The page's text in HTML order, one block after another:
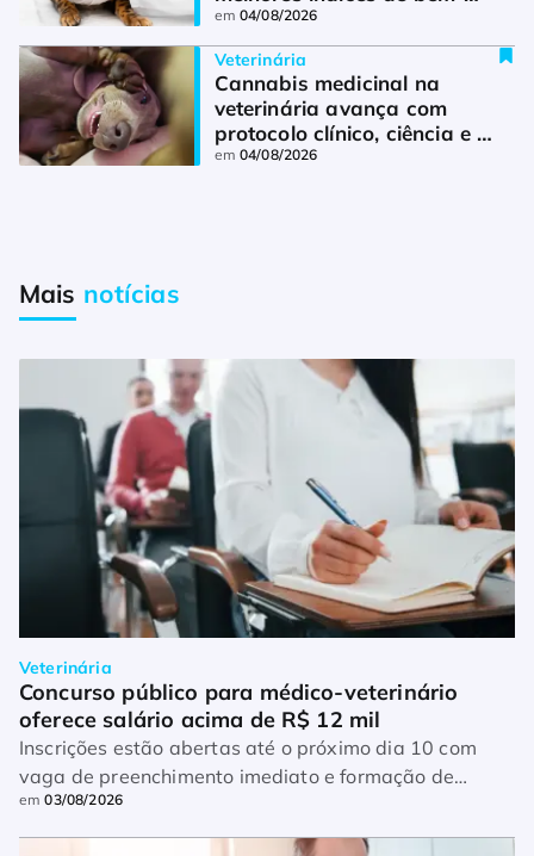
estar felino
em 04/08/2026
Veterinária
Cannabis medicinal na
veterinária avança com
protocolo clínico, ciência e
regulamentação
em 04/08/2026
Mais notícias
Veterinária
Concurso público para médico-veterinário
oferece salário acima de R$ 12 mil
Inscrições estão abertas até o próximo dia 10 com
vaga de preenchimento imediato e formação de
cadastro de reserva
em03/08/2026